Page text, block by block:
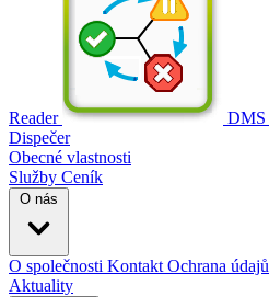
Reader
DMS
Dispečer
Obecné vlastnosti
Služby Ceník
O nás
O společnosti Kontakt Ochrana údajů
Aktuality